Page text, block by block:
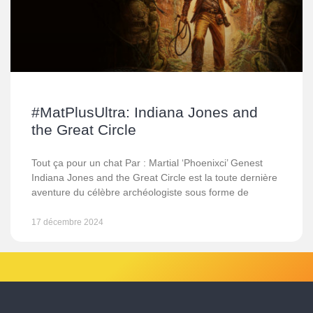
#MatPlusUltra: Indiana Jones and
the Great Circle
Tout ça pour un chat Par : Martial ‘Phoenixci’ Genest
Indiana Jones and the Great Circle est la toute dernière
aventure du célèbre archéologiste sous forme de
17 décembre 2024